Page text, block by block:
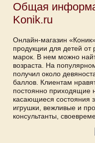
Общая
Konik.ru
Онлайн-магазин
продукции для детей от
марок. В нем можно
возраста. На
получил около
баллов. Клиентам
постоянно приходящие
касающиеся состояния
игрушки, вежливые и
консультанты,